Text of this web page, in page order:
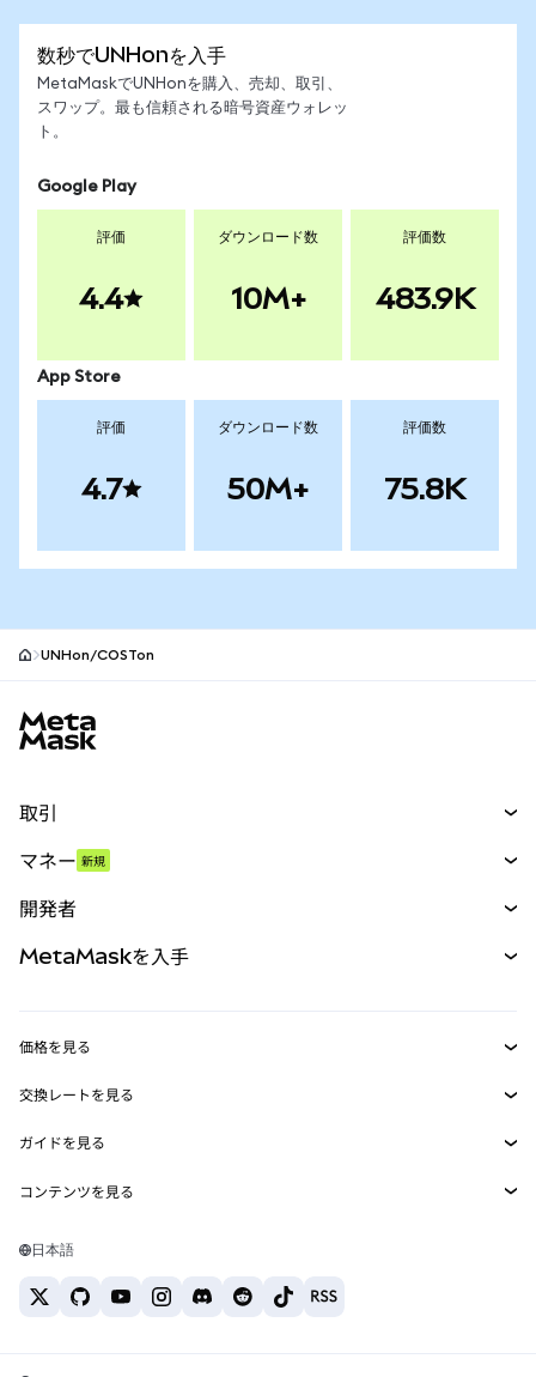
数秒でUNHonを入手
MetaMaskでUNHonを購入、売却、取引、
スワップ。最も信頼される暗号資産ウォレッ
ト。
Google Play
評価
4.4
ダウンロード数
10M+
評価数
483.9K
App Store
評価
4.7
ダウンロード数
50M+
評価数
75.8K
UNHon/COSTon
取引
パーペチュアル
RWA
マネー 新規
開発者
MetaMask Connect
Snaps
Web3サービス
MetaMaskを入手
セキュリティ
サポート
キャリア
お問い合わせ
価格を見る
イーサリアムの価格
Solanaの価格
Tetherの価格
交換レートを見る
ETH→USD
USDT→INR
BTC→INR
ETH→USDT
ガイドを見る
ETHの購入
USDTの購入
コンテンツを見る
Solanaウォレット
日本語